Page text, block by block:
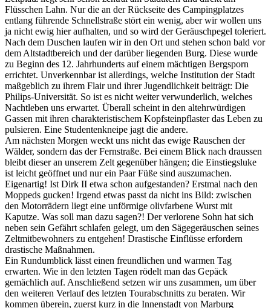
Flüsschen Lahn. Nur die an der Rückseite des Campingplatzes
entlang führende Schnellstraße stört ein wenig, aber wir wollen uns
ja nicht ewig hier aufhalten, und so wird der Geräuschpegel toleriert.
Nach dem Duschen laufen wir in den Ort und stehen schon bald vor
dem Altstadtbereich und der darüber liegenden Burg. Diese wurde
zu Beginn des 12. Jahrhunderts auf einem mächtigen Bergsporn
errichtet. Unverkennbar ist allerdings, welche Institution der Stadt
maßgeblich zu ihrem Flair und ihrer Jugendlichkeit beiträgt: Die
Philips-Universität. So ist es nicht weiter verwunderlich, welches
Nachtleben uns erwartet. Überall scheint in den altehrwürdigen
Gassen mit ihren charakteristischem Kopfsteinpflaster das Leben zu
pulsieren. Eine Studentenkneipe jagt die andere.
Am nächsten Morgen weckt uns nicht das ewige Rauschen der
Wälder, sondern das der Fernstraße. Bei einem Blick nach draussen
bleibt dieser an unserem Zelt gegenüber hängen; die Einstiegsluke
ist leicht geöffnet und nur ein Paar Füße sind auszumachen.
Eigenartig! Ist Dirk II etwa schon aufgestanden? Erstmal nach den
Moppeds gucken! Irgend etwas passt da nicht ins Bild: zwischen
den Motorrädern liegt eine unförmige olivfarbene Wurst mit
Kaputze. Was soll man dazu sagen?! Der verlorene Sohn hat sich
neben sein Gefährt schlafen gelegt, um den Sägegeräuschen seines
Zeltmitbewohners zu entgehen! Drastische Einflüsse erfordern
drastische Maßnahmen.
Ein Rundumblick lässt einen freundlichen und warmen Tag
erwarten. Wie in den letzten Tagen rödelt man das Gepäck
gemächlich auf. Anschließend setzen wir uns zusammen, um über
den weiteren Verlauf des letzten Tourabschnitts zu beraten. Wir
kommen überein, zuerst kurz in die Innenstadt von Marburg